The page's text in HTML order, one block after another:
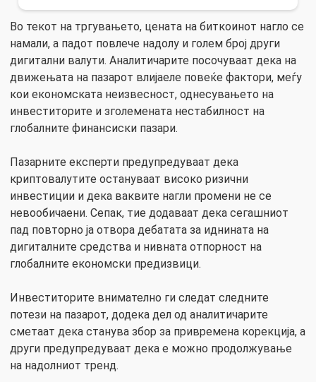
Во текот на тргувањето, цената на биткоинот нагло се
намали, а падот повлече надолу и голем број други
дигитални валути. Аналитичарите посочуваат дека на
движењата на пазарот влијаеле повеќе фактори, меѓу
кои економската неизвесност, однесувањето на
инвеститорите и зголемената нестабилност на
глобалните финансиски пазари.
Пазарните експерти предупредуваат дека
криптовалутите остануваат високо ризични
инвестиции и дека ваквите нагли промени не се
невообичаени. Сепак, тие додаваат дека сегашниот
пад повторно ја отвора дебатата за иднината на
дигиталните средства и нивната отпорност на
глобалните економски предизвици.
Инвеститорите внимателно ги следат следните
потези на пазарот, додека дел од аналитичарите
сметаат дека станува збор за привремена корекција, а
други предупредуваат дека е можно продолжување
на надолниот тренд.